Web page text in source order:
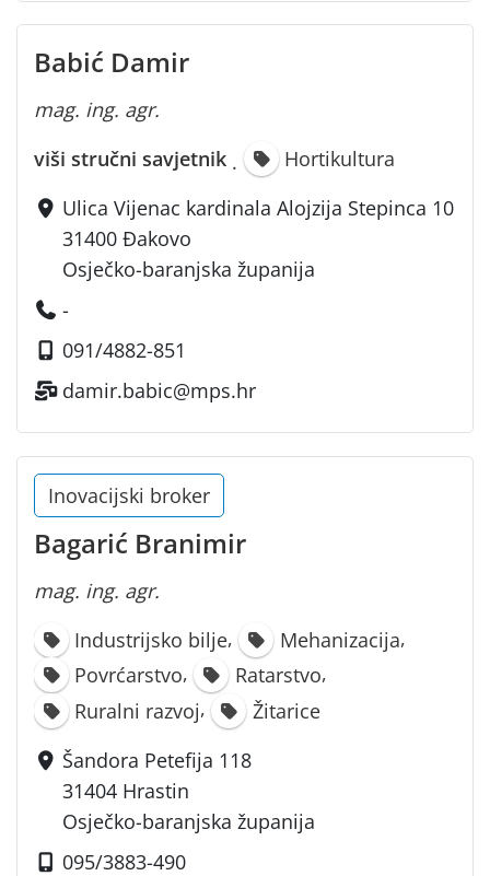
Babić Damir
mag. ing. agr.
viši stručni savjetnik ·
Hortikultura
Ulica Vijenac kardinala Alojzija Stepinca 10
31400 Đakovo
Osječko-baranjska županija
-
091/4882-851
damir.babic@mps.hr
Inovacijski broker
Bagarić Branimir
mag. ing. agr.
Industrijsko bilje, Mehanizacija,
Povrćarstvo, Ratarstvo,
Ruralni razvoj,
Žitarice
Šandora Petefija 118
31404 Hrastin
Osječko-baranjska županija
095/3883-490